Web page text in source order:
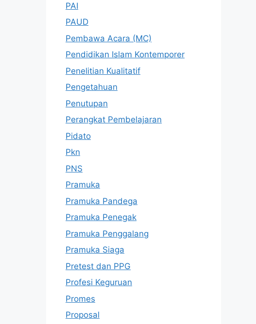
PAI
PAUD
Pembawa Acara (MC)
Pendidikan Islam Kontemporer
Penelitian Kualitatif
Pengetahuan
Penutupan
Perangkat Pembelajaran
Pidato
Pkn
PNS
Pramuka
Pramuka Pandega
Pramuka Penegak
Pramuka Penggalang
Pramuka Siaga
Pretest dan PPG
Profesi Keguruan
Promes
Proposal